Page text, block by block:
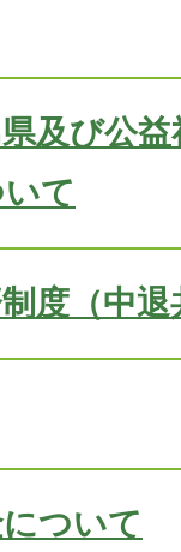
県及び公
て
度（中退
ついて